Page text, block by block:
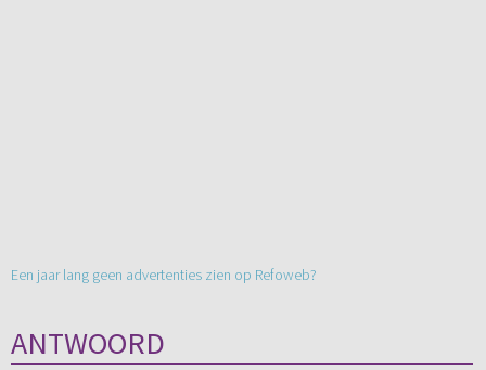
Een jaar lang geen advertenties zien op Refoweb?
ANTWOORD